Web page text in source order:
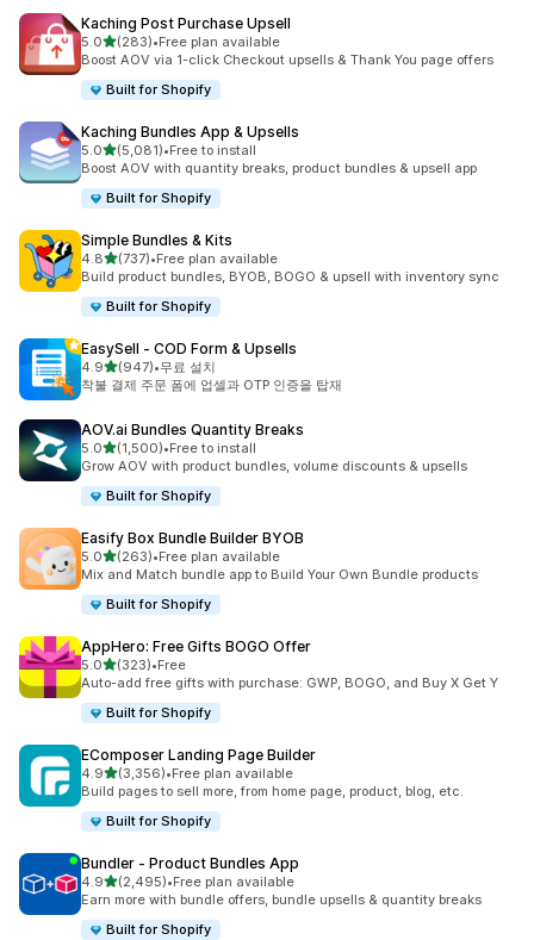
Kaching Post Purchase Upsell
5.0별 5개 중
(283)
총 리뷰 283개
•Free plan available
Boost AOV via 1-click Checkout upsells & Thank You page offers
Built for Shopify
Kaching Bundles App & Upsells
5.0별 5개 중
(5,081)
총 리뷰 5081개
•Free to install
Boost AOV with quantity breaks, product bundles & upsell app
Built for Shopify
Simple Bundles & Kits
4.8별 5개 중
(737)
총 리뷰 737개
•Free plan available
Build product bundles, BYOB, BOGO & upsell with inventory sync
Built for Shopify
EasySell ‑ COD Form & Upsells
4.9별 5개 중
(947)
총 리뷰 947개
•무료 설치
착불 결제 주문 폼에 업셀과 OTP 인증을 탑재
AOV.ai Bundles Quantity Breaks
5.0별 5개 중
(1,500)
총 리뷰 1500개
•Free to install
Grow AOV with product bundles, volume discounts & upsells
Built for Shopify
Easify Box Bundle Builder BYOB
5.0별 5개 중
(263)
총 리뷰 263개
•Free plan available
Mix and Match bundle app to Build Your Own Bundle products
Built for Shopify
AppHero: Free Gifts BOGO Offer
5.0별 5개 중
(323)
총 리뷰 323개
•Free
Auto-add free gifts with purchase: GWP, BOGO, and Buy X Get Y
Built for Shopify
EComposer Landing Page Builder
4.9별 5개 중
(3,356)
총 리뷰 3356개
•Free plan available
Build pages to sell more, from home page, product, blog, etc.
Built for Shopify
Bundler ‑ Product Bundles App
4.9별 5개 중
(2,495)
총 리뷰 2495개
•Free plan available
Earn more with bundle offers, bundle upsells & quantity breaks
Built for Shopify